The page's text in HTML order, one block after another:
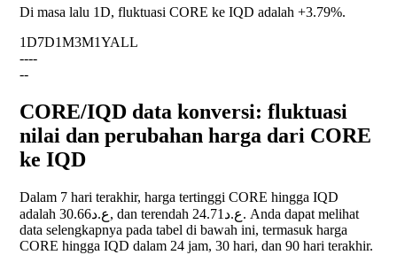
Di masa lalu 1D, fluktuasi CORE ke IQD adalah +3.79%.
1D7D1M3M1YALL
----
--
CORE/IQD data konversi: fluktuasi
nilai dan perubahan harga dari CORE
ke IQD
Dalam 7 hari terakhir, harga tertinggi CORE hingga IQD
adalah ع.د30.66, dan terendah ع.د24.71. Anda dapat melihat
data selengkapnya pada tabel di bawah ini, termasuk harga
CORE hingga IQD dalam 24 jam, 30 hari, dan 90 hari terakhir.